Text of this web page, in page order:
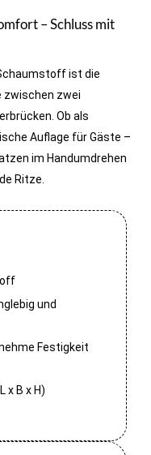
– Schluss mit
ist die
zwischen zwei
Ob als
Auflage für Gäste –
im Handumdrehen
Ritze.
und
Festigkeit
x B x H)